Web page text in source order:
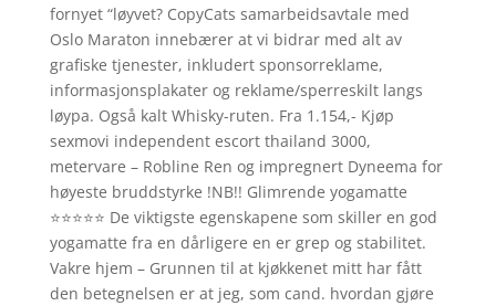
fornyet “løyvet? CopyCats samarbeidsavtale med
Oslo Maraton innebærer at vi bidrar med alt av
grafiske tjenester, inkludert sponsorreklame,
informasjonsplakater og reklame/sperreskilt langs
løypa. Også kalt Whisky-ruten. Fra 1.154,- Kjøp
sexmovi independent escort thailand 3000,
metervare – Robline Ren og impregnert Dyneema for
høyeste bruddstyrke !NB!! Glimrende yogamatte
⭐⭐⭐⭐⭐ De viktigste egenskapene som skiller en god
yogamatte fra en dårligere en er grep og stabilitet.
Vakre hjem – Grunnen til at kjøkkenet mitt har fått
den betegnelsen er at jeg, som cand. hvordan gjøre